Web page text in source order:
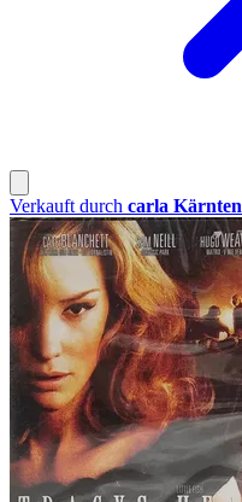
Verkauft durch carla Kärnten